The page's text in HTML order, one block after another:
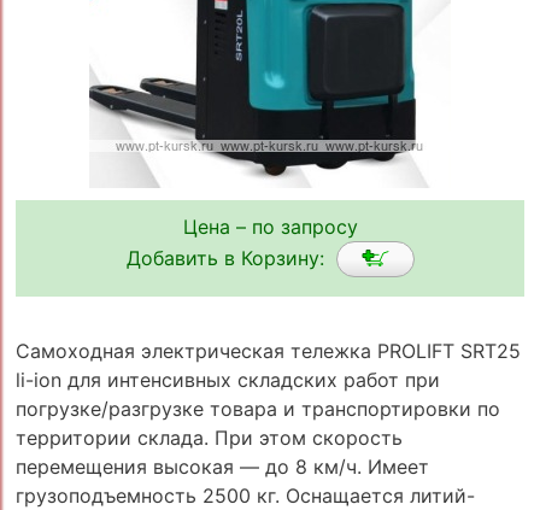
Цена – по запросу
Добавить в Корзину:
Самоходная электрическая тележка PROLIFT SRT25
li-ion для интенсивных складских работ при
погрузке/разгрузке товара и транспортировки по
территории склада. При этом скорость
перемещения высокая — до 8 км/ч. Имеет
грузоподъемность 2500 кг. Оснащается литий-